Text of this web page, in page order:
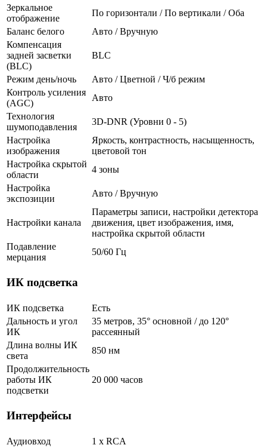
Зеркальное
отображение
По горизонтали / По вертикали / Оба
Баланс белого
Авто / Вручную
Компенсация
задней засветки
(BLC)
BLC
Режим день/ночь
Авто / Цветной / Ч/б режим
Контроль усиления
(AGC)
Авто
Технология
шумоподавления
3D-DNR (Уровни 0 - 5)
Настройка
изображения
Яркость, контрастность, насыщенность,
цветовой тон
Настройка скрытой
области
4 зоны
Настройка
экспозиции
Авто / Вручную
Настройки канала
Параметры записи, настройки детектора
движения, цвет изображения, имя,
настройка скрытой области
Подавление
мерцания
50/60 Гц
ИК подсветка
ИК подсветка
Есть
Дальность и угол
ИК
35 метров, 35° основной / до 120°
рассеянный
Длина волны ИК
света
850 нм
Продолжительность
работы ИК
подсветки
20 000 часов
Интерфейсы
Аудиовход 1 х RCA